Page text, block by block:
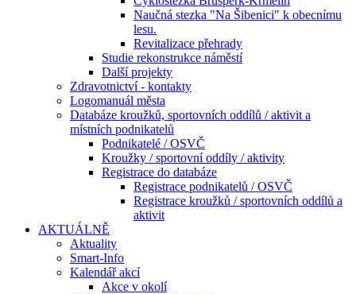
Naučná stezka "Na Šibenici" k obecnímu
lesu.
Revitalizace přehrady
Studie rekonstrukce náměstí
Další projekty
Zdravotnictví - kontakty
Logomanuál města
Databáze kroužků, sportovních oddílů / aktivit a
místních podnikatelů
Podnikatelé / OSVČ
Kroužky / sportovní oddíly / aktivity
Registrace do databáze
Registrace podnikatelů / OSVČ
Registrace kroužků / sportovních oddílů a
aktivit
AKTUÁLNĚ
Aktuality
Smart-Info
Kalendář akcí
Akce v okolí